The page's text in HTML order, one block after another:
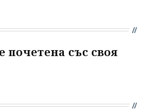
със своя